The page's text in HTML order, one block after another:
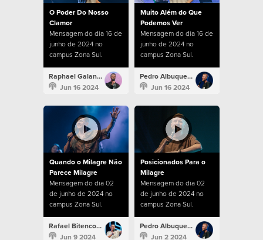
O Poder Do Nosso
Clamor
Mensagem do dia 16 de
junho de 2024 no
campus Zona Sul.
Raphael Galante
Jun 16 2024
Muito Além do Que
Podemos Ver
Mensagem do dia 16 de
junho de 2024 no
campus Zona Sul.
Pedro Albuquerque
Jun 16 2024
Quando o Milagre Não
Parece Milagre
Mensagem do dia 02
de junho de 2024 no
campus Zona Sul.
Rafael Bitencourt
Jun 9 2024
Posicionados Para o
Milagre
Mensagem do dia 02
de junho de 2024 no
campus Zona Sul.
Pedro Albuquerque
Jun 2 2024